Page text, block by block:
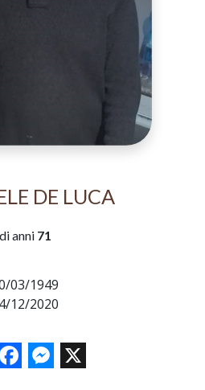
DE LUCA
di anni 71
03/1949
12/2020
FacebookMessenger
X